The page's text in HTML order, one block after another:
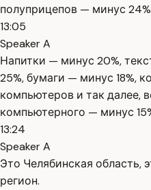
полуприцепов — минус
13:05
Speaker A
Напитки — минус 20%,
25%, бумаги — минус 18%,
компьютеров и так далее,
компьютерного — минус
13:24
Speaker A
Это Челябинская область,
регион.